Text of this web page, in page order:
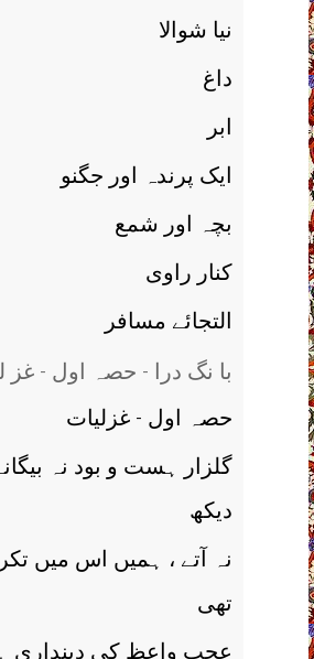
نيا شوالا
داغ
ابر
ايک پرندہ اور جگنو
بچہ اور شمع
کنار راوی
التجائے مسافر
با نگ درا - حصہ اول - غز
حصہ اول - غزلیات
گلزار ہست و بود نہ
ديکھ
نہ آتے ، ہميں اس ميں
تھی
عجب واعظ کی دينداری